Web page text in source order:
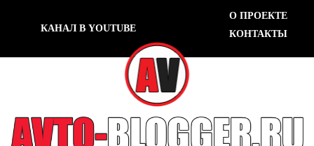
КАНАЛ В YOUTUBE
О ПРОЕКТЕ
КОНТАКТЫ